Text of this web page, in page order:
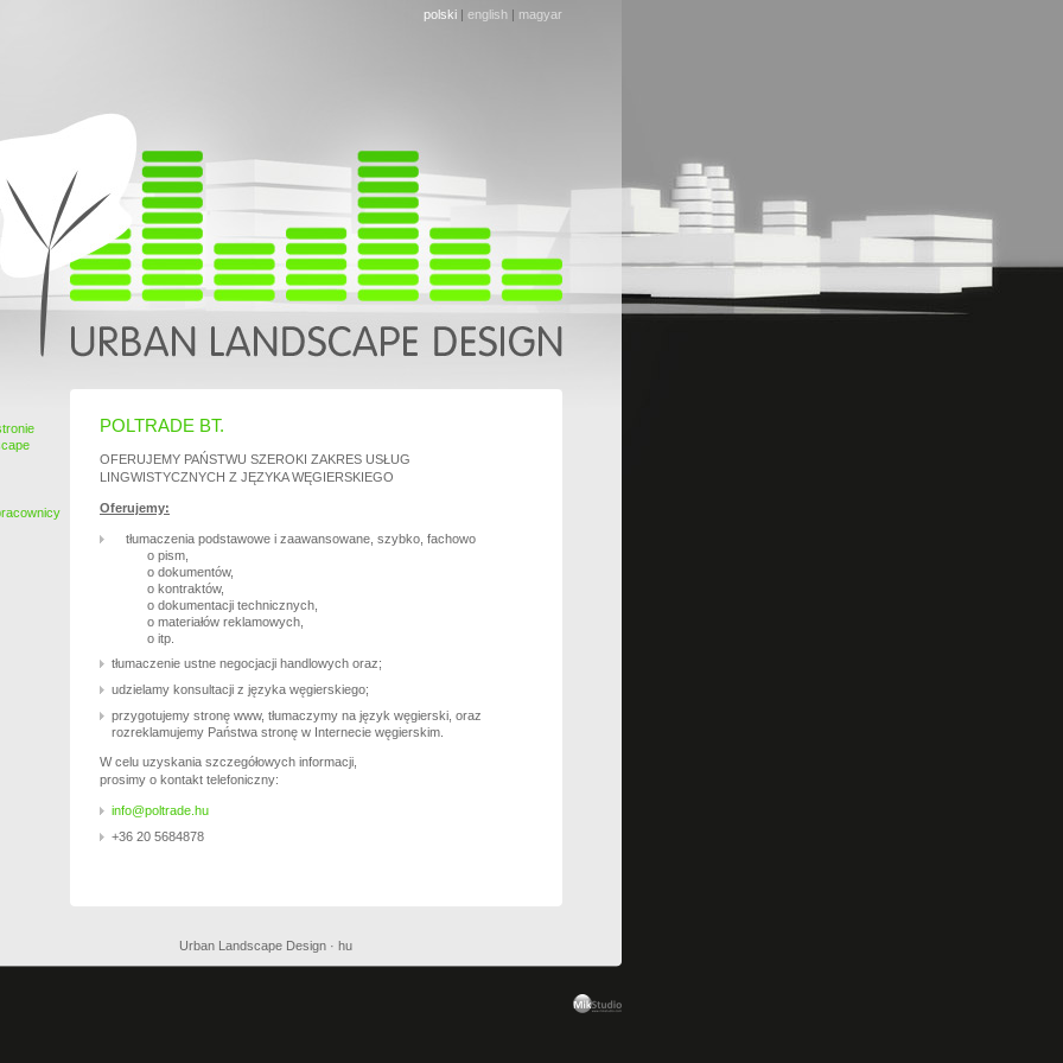
polski | english | magyar
POLTRADE BT.
OFERUJEMY PAŃSTWU SZEROKI ZAKRES USŁUG
LINGWISTYCZNYCH Z JĘZYKA WĘGIERSKIEGO
Oferujemy:
tłumaczenia podstawowe i zaawansowane, szybko, fachowo
o pism,
o dokumentów,
o kontraktów,
o dokumentacji technicznych,
o materiałów reklamowych,
o itp.
tłumaczenie ustne negocjacji handlowych oraz;
udzielamy konsultacji z języka węgierskiego;
przygotujemy stronę www, tłumaczymy na język węgierski, oraz
rozreklamujemy Państwa stronę w Internecie węgierskim.
W celu uzyskania szczegółowych informacji,
prosimy o kontakt telefoniczny:
info@poltrade.hu
+36 20 5684878
Urban Landscape Design · hu